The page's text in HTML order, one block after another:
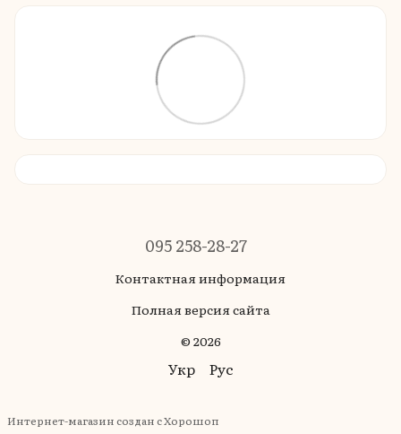
095 258-28-27
Контактная информация
Полная версия сайта
© 2026
Укр Рус
Интернет-магазин создан с Хорошоп